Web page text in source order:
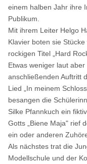
einem halben Jahr ihre
Publikum.
Mit ihrem Leiter Helgo
Klavier boten sie
rockigen Titel „Hard
Etwas weniger laut
anschließenden Auftritt
Lied „In meinem
besangen die
Silke Pfannkuch ein
Gotts „Biene Maja" rief
ein oder anderen
Als nächstes trat die
Modellschule und der